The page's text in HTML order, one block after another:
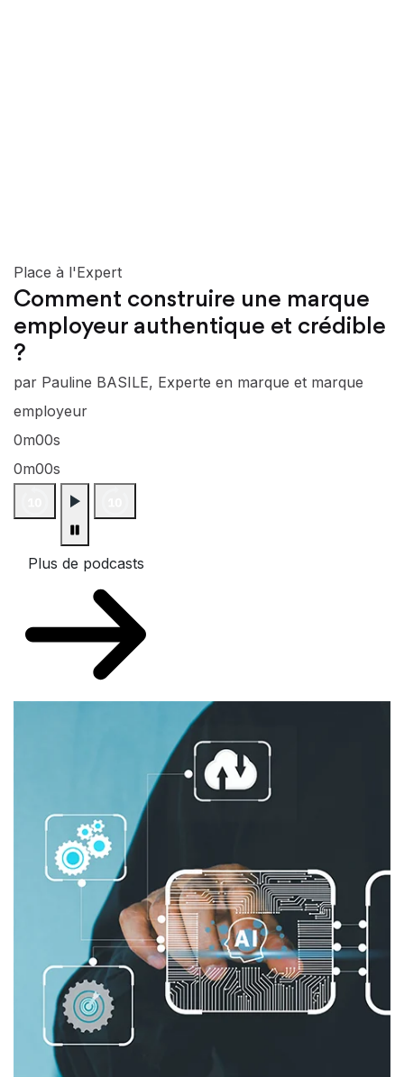
Place à l'Expert
Comment construire une marque
employeur authentique et crédible
?
par Pauline BASILE, Experte en marque et marque
employeur
0m00s
0m00s
Plus de podcasts